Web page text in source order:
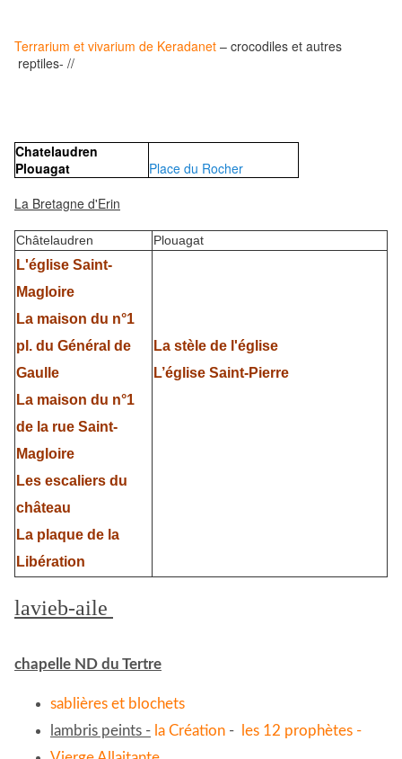
Terrarium et vivarium de Keradanet – crocodiles et autres
reptiles- //
Chatelaudren
Plouagat
Place du Rocher
La Bretagne d'Erin
Châtelaudren Plouagat
L'église Saint-
Magloire
La maison du n°1
pl. du Général de
Gaulle
La maison du n°1
de la rue Saint-
Magloire
Les escaliers du
château
La plaque de la
Libération
La stèle de l'église
L’église Saint-Pierre
lavieb-aile
chapelle ND du Tertre
sablières et blochets
lambris peints - la Création -
les 12 prophètes -